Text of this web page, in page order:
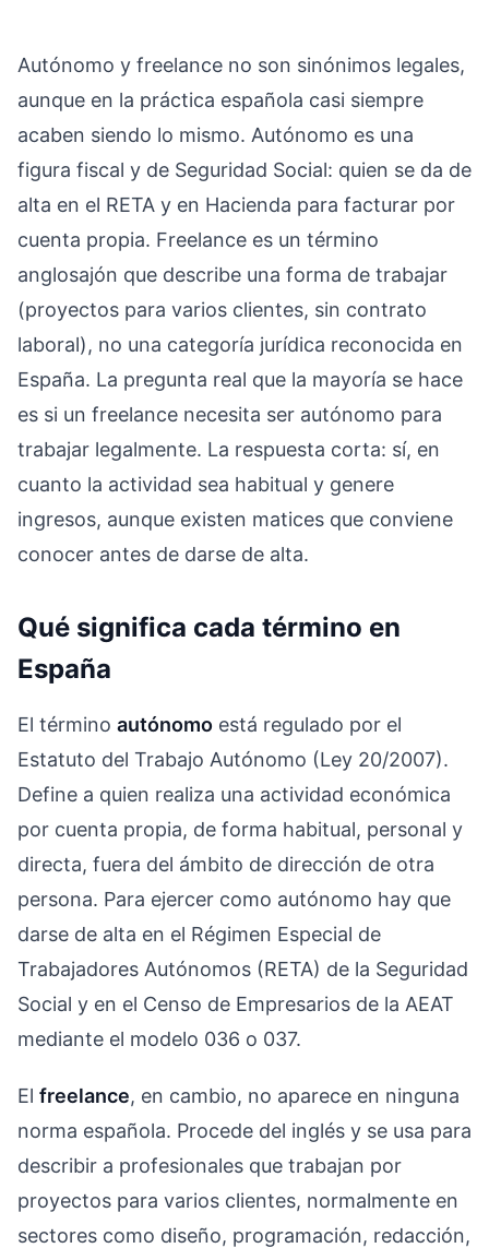
Autónomo y freelance no son sinónimos legales,
aunque en la práctica española casi siempre
acaben siendo lo mismo. Autónomo es una
figura fiscal y de Seguridad Social: quien se da de
alta en el RETA y en Hacienda para facturar por
cuenta propia. Freelance es un término
anglosajón que describe una forma de trabajar
(proyectos para varios clientes, sin contrato
laboral), no una categoría jurídica reconocida en
España. La pregunta real que la mayoría se hace
es si un freelance necesita ser autónomo para
trabajar legalmente. La respuesta corta: sí, en
cuanto la actividad sea habitual y genere
ingresos, aunque existen matices que conviene
conocer antes de darse de alta.
Qué significa cada término en
España
El término autónomo está regulado por el
Estatuto del Trabajo Autónomo (Ley 20/2007).
Define a quien realiza una actividad económica
por cuenta propia, de forma habitual, personal y
directa, fuera del ámbito de dirección de otra
persona. Para ejercer como autónomo hay que
darse de alta en el Régimen Especial de
Trabajadores Autónomos (RETA) de la Seguridad
Social y en el Censo de Empresarios de la AEAT
mediante el modelo 036 o 037.
El freelance, en cambio, no aparece en ninguna
norma española. Procede del inglés y se usa para
describir a profesionales que trabajan por
proyectos para varios clientes, normalmente en
sectores como diseño, programación, redacción,